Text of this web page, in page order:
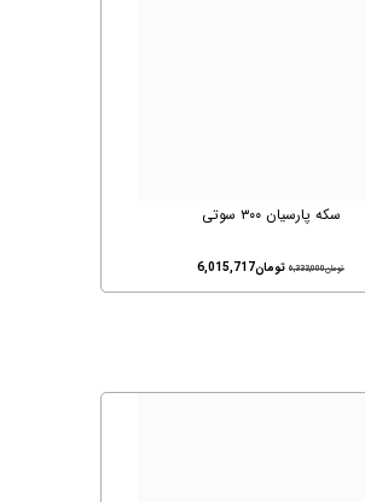
سکه پارسیان ۳۰۰ سوتی
تومان6,333,000 تومان6,015,717